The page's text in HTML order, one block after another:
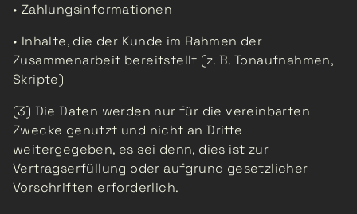
• Zahlungsinformationen
• Inhalte, die der Kunde im Rahmen der
Zusammenarbeit bereitstellt (z. B. Tonaufnahmen,
Skripte)
(3) Die Daten werden nur für die vereinbarten
Zwecke genutzt und nicht an Dritte
weitergegeben, es sei denn, dies ist zur
Vertragserfüllung oder aufgrund gesetzlicher
Vorschriften erforderlich.